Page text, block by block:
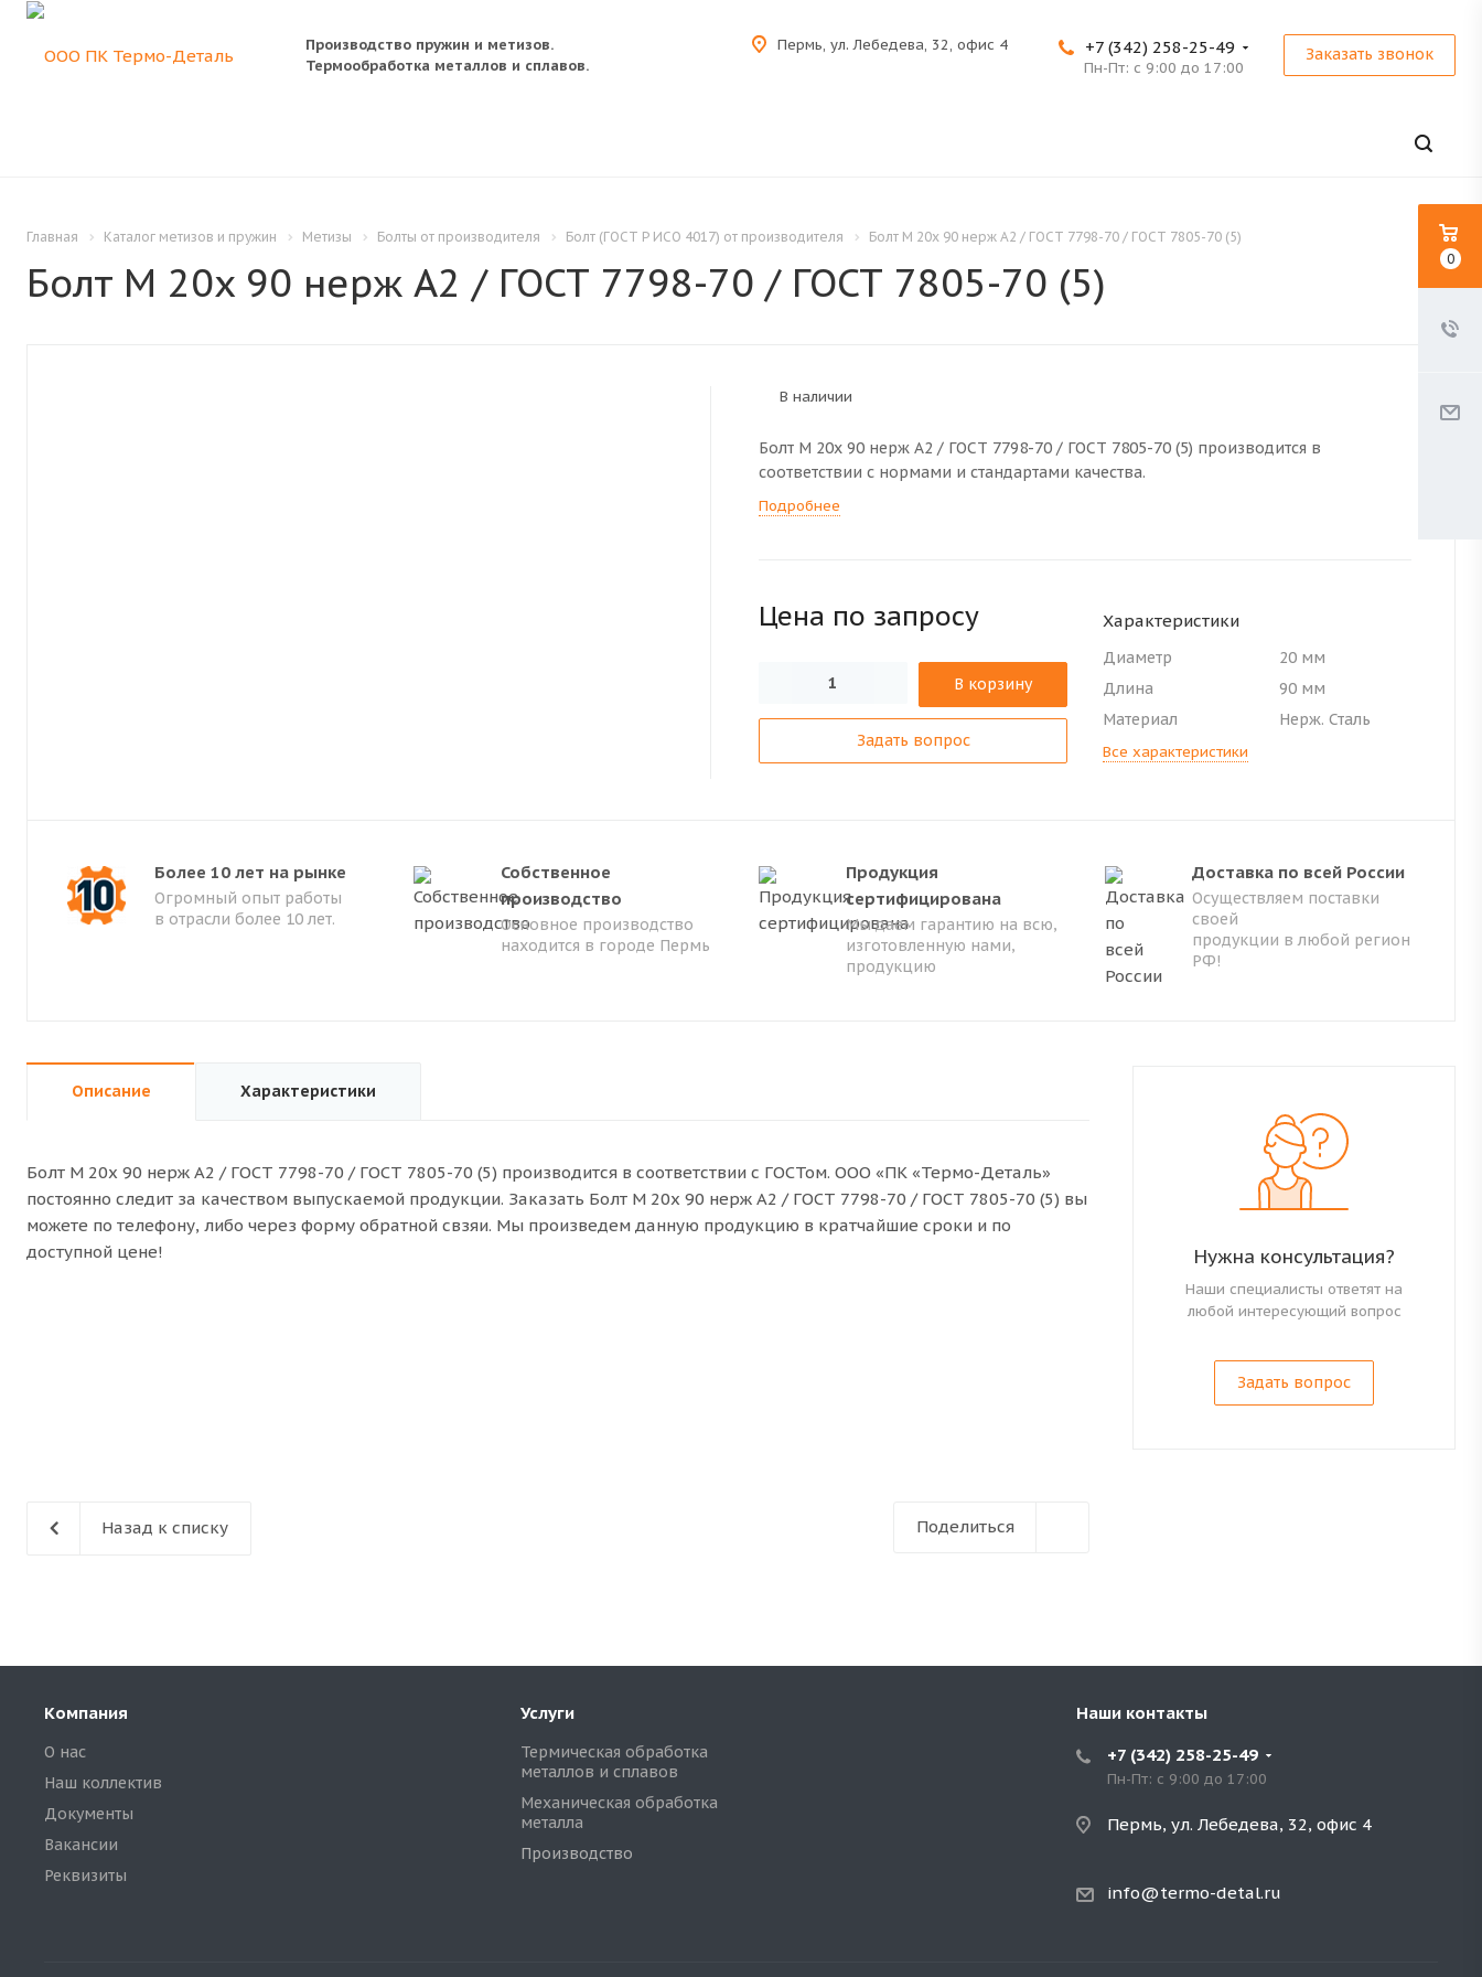
Производство пружин и метизов.
Термообработка металлов и сплавов.
+7 (342) 258-25-49
Пн-Пт: с 9:00 до 17:00
Заказать звонок
Пермь, ул. Лебедева, 32, офис 4
Главная Каталог метизов и пружин Метизы Болты от производителя Болт (ГОСТ Р ИСО 4017) от производителя Болт M 20x 90 нерж A2 / ГОСТ 7798-70 / ГОСТ 7805-70 (5)
Болт M 20x 90 нерж A2 / ГОСТ 7798-70 / ГОСТ 7805-70 (5)
В наличии
Болт M 20x 90 нерж A2 / ГОСТ 7798-70 / ГОСТ 7805-70 (5) производится в
соответствии с нормами и стандартами качества.
Подробнее
Цена по запросу
В корзину
Задать вопрос
Характеристики
Диаметр
20 мм
Длина
90 мм
Материал
Нерж. Сталь
Все характеристики
Более 10 лет на рынке
Огромный опыт работы
в отрасли более 10 лет.
Собственное
производство
Основное производство
находится в городе Пермь
Продукция
сертифицирована
Мы даем гарантию на всю,
изготовленную нами,
продукцию
Доставка по всей России
Осуществляем поставки
своей
продукции в любой регион
РФ!
Описание Характеристики
Болт M 20x 90 нерж A2 / ГОСТ 7798-70 / ГОСТ 7805-70 (5) производится в соответствии с ГОСТом. ООО «ПК «Термо-Деталь»
постоянно следит за качеством выпускаемой продукции. Заказать Болт M 20x 90 нерж A2 / ГОСТ 7798-70 / ГОСТ 7805-70 (5) вы
можете по телефону, либо через форму обратной свзяи. Мы произведем данную продукцию в кратчайшие сроки и по
доступной цене!
Нужна консультация?
Наши специалисты ответят на
любой интересующий вопрос
Задать вопрос
Поделиться
Назад к списку
Компания
О нас
Наш коллектив
Документы
Вакансии
Реквизиты
Услуги
Термическая обработка
металлов и сплавов
Механическая обработка
металла
Производство
Наши контакты
+7 (342) 258-25-49
Пн-Пт: с 9:00 до 17:00
Пермь, ул. Лебедева, 32, офис 4
info@termo-detal.ru
0